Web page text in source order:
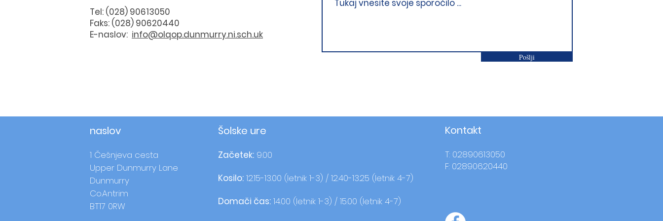
Tel: (028) 90613050
Faks: (028) 90620440
E-naslov: info@olqop.dunmurry.ni.sch.uk
Pošlji
naslov
1 Češnjeva cesta
Upper Dunmurry Lane
Dunmurry
Co.Antrim
BT17 0RW
Šolske ure
Začetek: 9.00
Kosilo: 12.15-13.00 (letnik 1-3) / 12.40-13.25 (letnik 4-7)
Domači čas: 14.00 (letnik 1-3) / 15.00 (letnik 4-7)
Kontakt
T: 02890613050
F: 02890620440